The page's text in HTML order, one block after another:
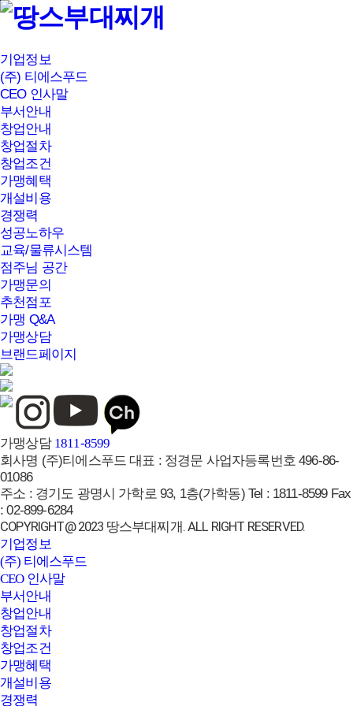
본문바로가기
기업정보
(주) 티에스푸드
CEO 인사말
부서안내
창업안내
창업절차
창업조건
가맹혜택
개설비용
경쟁력
성공노하우
교육/물류시스템
점주님 공간
가맹문의
추천점포
가맹 Q&A
가맹상담
브랜드페이지
가맹상담 1811-8599
회사명 (주)티에스푸드 대표 : 정경문 사업자등록번호 496-86-
01086
주소 : 경기도 광명시 가학로 93, 1층(가학동) Tel : 1811-8599 Fax
:02-899-6284
COPYRIGHT@ 2023 땅스부대찌개. ALL RIGHT RESERVED.
기업정보
(주) 티에스푸드
CEO 인사말
부서안내
창업안내
창업절차
창업조건
가맹혜택
개설비용
경쟁력